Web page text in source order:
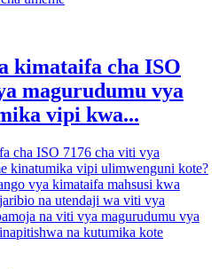
kimataifa cha ISO
magurudumu vya
vipi kwa...
cha ISO 7176 cha viti vya
kinatumika vipi ulimwenguni kote?
vya kimataifa mahsusi kwa
na utendaji wa viti vya
na viti vya magurudumu vya
na kutumika kote